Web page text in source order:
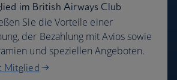
im British Airways Club
Sie die Vorteile einer
der Bezahlung mit Avios sowie
und speziellen Angeboten.
Mitglied